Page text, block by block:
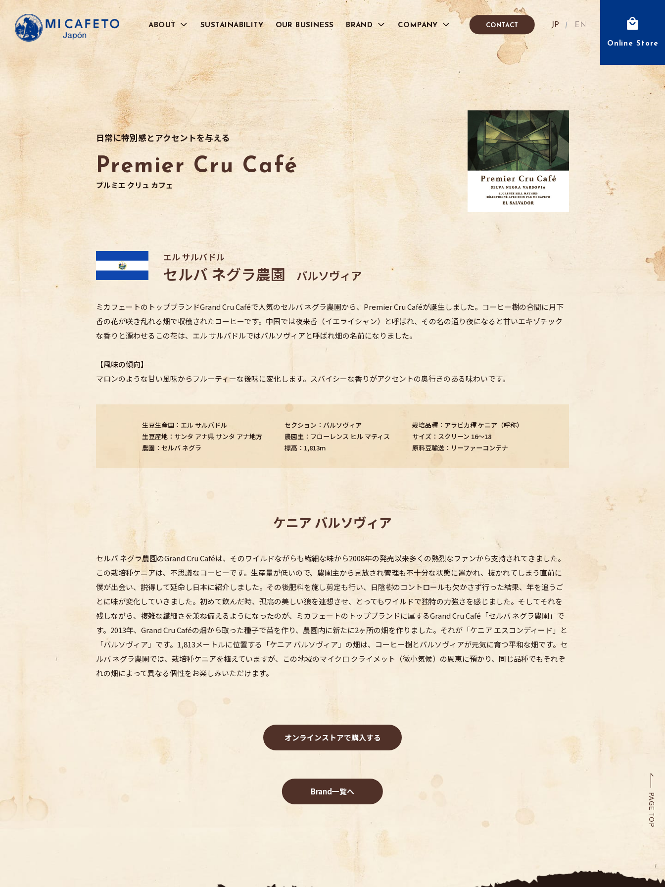
ABOUT
代表メッセージ
品質管理へのこだわり
BRAND
JAL社との取り組みについて
お取引さまのご紹介
SUSTAINABILITY OUR BUSINESS BRAND
NATURE CAFÉ
Premier Cru Café
COFFEE HUNTERS
コーヒーハンターズ
Café Puente LIQUID ICED COFFEE
COMPANY
RECRUIT
CONTACT JapaneseEnglish
Online Store
日常に特別感とアクセントを与える
Premier Cru Café
プルミエ クリュ カフェ
エル サルバドル
セルバ ネグラ農園 バルソヴィア
ミカフェートのトップブランドGrand Cru Caféで人気のセルバ ネグラ農園から、Premier Cru Caféが誕生しました。コーヒー樹の合間に月下
香の花が咲き乱れる畑で収穫されたコーヒーです。中国では夜来香（イエライシャン）と呼ばれ、その名の通り夜になると甘いエキゾチック
な香りと漂わせるこの花は、エル サルバドルではバルソヴィアと呼ばれ畑の名前になりました。
【風味の傾向】
マロンのような甘い風味からフルーティーな後味に変化します。スパイシーな香りがアクセントの奥行きのある味わいです。
生豆生産国：エル サルバドル
生豆産地：サンタ アナ県 サンタ アナ地方
農園：セルバ ネグラ
セクション：バルソヴィア
農園主：フローレンス ヒル マティス
標高：1,813m
栽培品種：アラビカ種 ケニア（呼称）
サイズ：スクリーン 16～18
原料豆輸送：リーファーコンテナ
ケニア バルソヴィア
セルバ ネグラ農園のGrand Cru Caféは、そのワイルドながらも繊細な味から2008年の発売以来多くの熱烈なファンから支持されてきました。
この栽培種ケニアは、不思議なコーヒーです。生産量が低いので、農園主から見放され管理も不十分な状態に置かれ、抜かれてしまう直前に
僕が出会い、説得して延命し日本に紹介しました。その後肥料を施し剪定も行い、日陰樹のコントロールも欠かさず行った結果、年を追うご
とに味が変化していきました。初めて飲んだ時、孤高の美しい狼を連想させ、とってもワイルドで独特の力強さを感じました。そしてそれを
残しながら、複雑な繊細さを兼ね備えるようになったのが、ミカフェートのトップブランドに属するGrand Cru Café「セルバ ネグラ農園」で
す。2013年、Grand Cru Caféの畑から取った種子で苗を作り、農園内に新たに2ヶ所の畑を作りました。それが「ケニア エスコンディード」と
「バルソヴィア」です。1,813メートルに位置する「ケニア バルソヴィア」の畑は、コーヒー樹とバルソヴィアが元気に育つ平和な畑です。セ
ルバ ネグラ農園では、栽培種ケニアを植えていますが、この地域のマイクロ クライメット（微小気候）の恩恵に預かり、同じ品種でもそれぞ
れの畑によって異なる個性をお楽しみいただけます。
オンラインストアで購入する
Brand一覧へ
PAGE TOP